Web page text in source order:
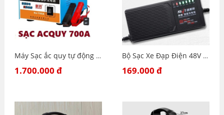
Máy Sạc ắc quy tự động NJ 700A-12V-24V- Sạc Công Suất Lớn 2Ah-700Ah CÓ MÀN HÌNH LCD Báo Volt Dòng Sạc
1.700.000 đ
Bộ Sạc Xe Đạp Điện 48V 12AH Chống Phồng Bình, Sạc tự ngắt khi đầy -xe ninja, 133S, Pega, Zomer, Vespa… Xe 4 Bình Ắc Quy
169.000 đ